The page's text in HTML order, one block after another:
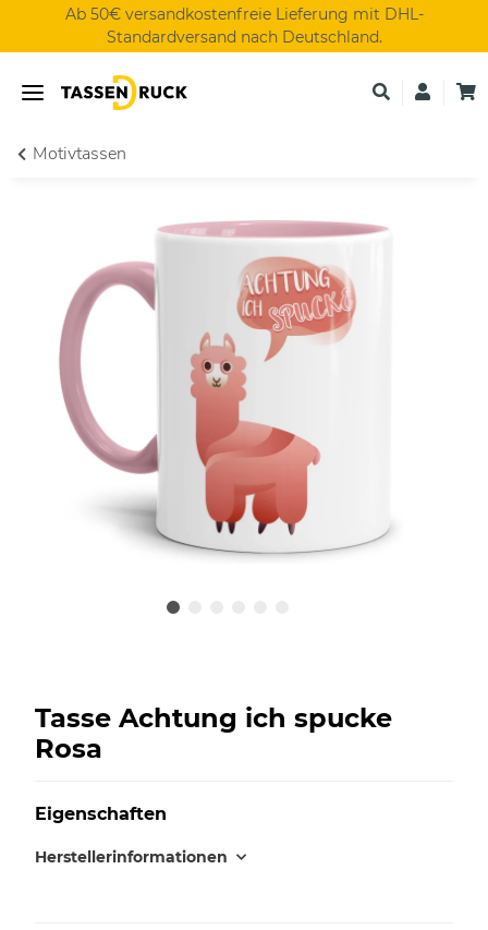
Ab 50€ versandkostenfreie Lieferung mit DHL-
Standardversand nach Deutschland.
Motivtassen
Tasse Achtung ich spucke
Rosa
Eigenschaften
Herstellerinformationen